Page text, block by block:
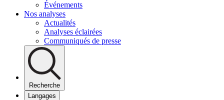
Événements
Nos analyses
Actualités
Analyses éclairées
Communiqués de presse
Recherche
Langages